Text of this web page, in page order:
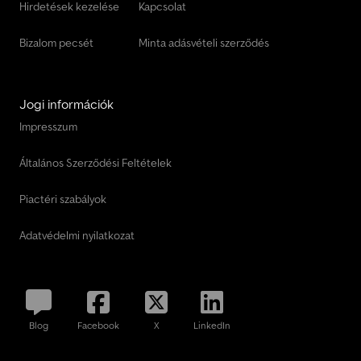
Hirdetések kezelése
Bizalom pecsét
Kapcsolat
Minta adásvételi szerződés
Jogi információk
Impresszum
Általános Szerződési Feltételek
Piactéri szabályok
Adatvédelmi nyilatkozat
Blog Facebook X LinkedIn